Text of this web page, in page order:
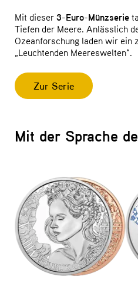
Mit dieser 3-Euro-Münzserie
Tiefen der Meere. Anlässlich
Ozeanforschung laden wir ein
„Leuchtenden Meereswelten“.
Zur Serie
Mit der Sprache